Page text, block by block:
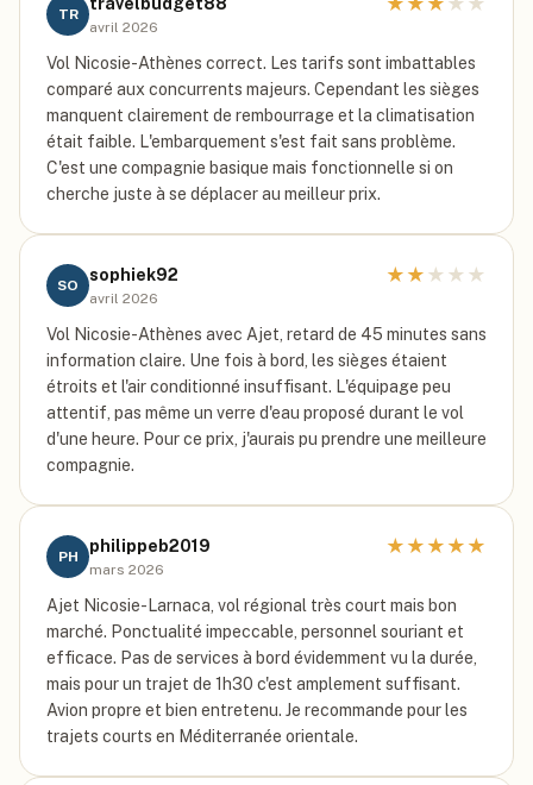
TR
avril 2026
Vol Nicosie-Athènes correct. Les tarifs sont imbattables
comparé aux concurrents majeurs. Cependant les sièges
manquent clairement de rembourrage et la climatisation
était faible. L'embarquement s'est fait sans problème.
C'est une compagnie basique mais fonctionnelle si on
cherche juste à se déplacer au meilleur prix.
SO
sophiek92
avril 2026
★ ★ ★ ★ ★
Vol Nicosie-Athènes avec Ajet, retard de 45 minutes sans
information claire. Une fois à bord, les sièges étaient
étroits et l'air conditionné insuffisant. L'équipage peu
attentif, pas même un verre d'eau proposé durant le vol
d'une heure. Pour ce prix, j'aurais pu prendre une meilleure
compagnie.
PH
philippeb2019
mars 2026
★ ★ ★ ★ ★
Ajet Nicosie-Larnaca, vol régional très court mais bon
marché. Ponctualité impeccable, personnel souriant et
efficace. Pas de services à bord évidemment vu la durée,
mais pour un trajet de 1h30 c'est amplement suffisant.
Avion propre et bien entretenu. Je recommande pour les
trajets courts en Méditerranée orientale.